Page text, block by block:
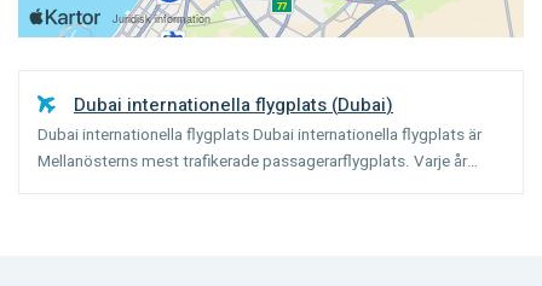
Dubai internationella flygplats (Dubai)
Dubai internationella flygplats Dubai internationella flygplats är
Mellanösterns mest trafikerade passagerarflygplats. Varje år